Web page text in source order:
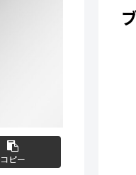
コピー